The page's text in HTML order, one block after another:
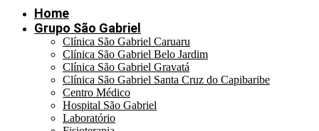
Home
Grupo São Gabriel
Clínica São Gabriel Caruaru
Clínica São Gabriel Belo Jardim
Clínica São Gabriel Gravatá
Clínica São Gabriel Santa Cruz do Capibaribe
Centro Médico
Hospital São Gabriel
Laboratório